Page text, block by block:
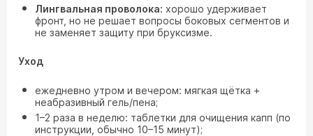
Лингвальная проволока: хорошо удерживает
фронт, но не решает вопросы боковых сегментов и
не заменяет защиту при бруксизме.
Уход
ежедневно утром и вечером: мягкая щётка +
неабразивный гель/пена;
1–2 раза в неделю: таблетки для очищения капп (по
инструкции, обычно 10–15 минут);